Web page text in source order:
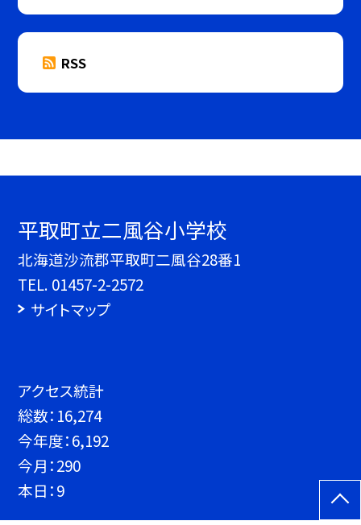
RSS
平取町立二風谷小学校
北海道沙流郡平取町二風谷28番1
TEL. 01457-2-2572
サイトマップ
アクセス統計
総数： 16,274
今年度：6,192
今月：290
本日：9